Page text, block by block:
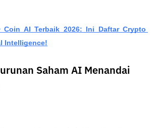
Coin AI Terbaik 2026: Ini Daftar Crypto
Intelligence!
Saham AI Menandai